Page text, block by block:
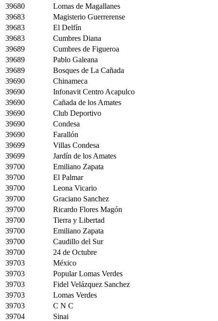
39680
Lomas de Magallanes
39683
Magisterio Guerrerense
39683
El Delfín
39683
Cumbres Diana
39689
Cumbres de Figueroa
39689
Pablo Galeana
39689
Bosques de La Cañada
39690
Chinameca
39690
Infonavit Centro Acapulco
39690
Cañada de los Amates
39690
Club Deportivo
39690
Condesa
39690
Farallón
39699
Villas Condesa
39699
Jardín de los Amates
39700
Emiliano Zapata
39700
El Palmar
39700
Leona Vicario
39700
Graciano Sanchez
39700
Ricardo Flores Magón
39700
Tierra y Libertad
39700
Emiliano Zapata
39700
Caudillo del Sur
39700
24 de Octubre
39703
México
39703
Popular Lomas Verdes
39703
Fidel Velázquez Sanchez
39703
Lomas Verdes
39703
C N C
39704
Sinai